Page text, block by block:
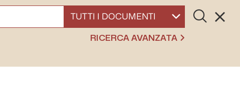
SELEZIONA UN DOCUMENTO
Cerca
RICERCA AVANZATA